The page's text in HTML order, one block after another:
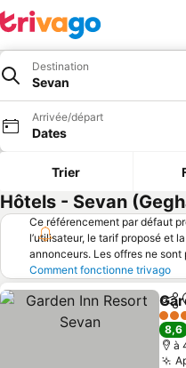
Destination
Sevan
Arrivée/départ
Dates
Trier
Hôtels - Sevan
Ce référencement par défaut
l’utilisateur, le tarif proposé et
annonceurs. Les offres ne sont
Comment fonctionne trivago
4
8,6
à